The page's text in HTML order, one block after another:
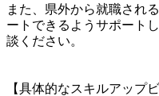
また、県外から就職され
ートできるようサポート
談ください。
【具体的なスキルアップ